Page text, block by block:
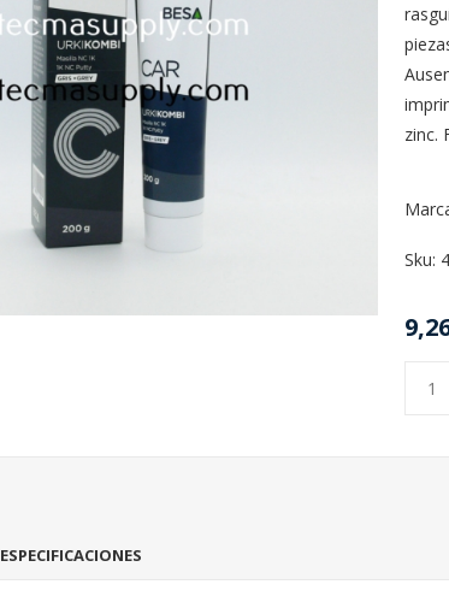
zinc.
Sku:
ESPECIFICACIONES